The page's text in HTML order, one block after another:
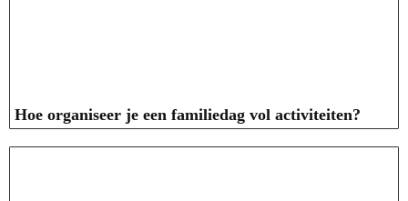
Hoe organiseer je een familiedag vol activiteiten?